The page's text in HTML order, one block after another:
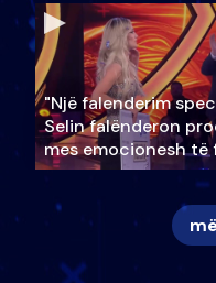
"Një falenderim
Selin falënderon
mes emocionesh të